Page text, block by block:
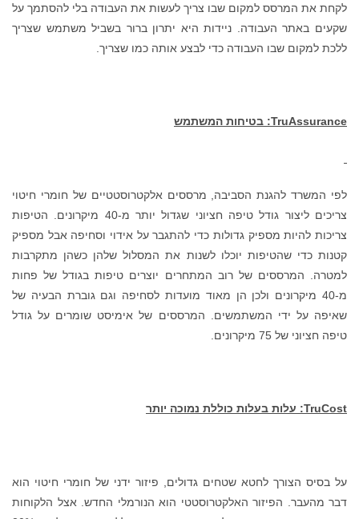
לקחת את המרסס למקום שבו צריך לעשות את העבודה בלי להסתמך על
שקעים באתר העבודה. ניידות היא יתרון ברור בשביל משתמש שצריך
ללכת למקום שבו העבודה כדי לבצע אותה כמו שצריך.
TruAssurance: בטיחות המשתמש
לפי המשרד להגנת הסביבה, מרססים אלקטרוסטטיים של חומרי חיטוי
צריכים ליצור גודל טיפה חציוני שגדול יותר מ-40 מיקרונים. הטיפות
צריכות להיות מספיק גדולות כדי להתגבר על אידוי וסחיפה אבל מספיק
קטנות כדי שהטיפות יוכלו לשנות את המסלול שלהן כשהן מתקרבות
למטרה. המרססים של רוב המתחרים יוצרים טיפות בגודל של פחות
מ-40 מיקרונים ולכן הן מאוד מועדות לסחיפה וגם גוברת הבעיה של
שאיפה על ידי המשתמשים. המרססים של אימיסט שומרים על גודל
טיפה חציוני של 75 מיקרונים.
TruCost: עלות בעלות כוללת נמוכה יותר
על בסיס הצורך לחטא שטחים גדולים, פיזור ידני של חומרי חיטוי הוא
דבר מהעבר. הפיזור האלקטרוסטטי הוא הנורמלי החדש. אצל הלקוחות